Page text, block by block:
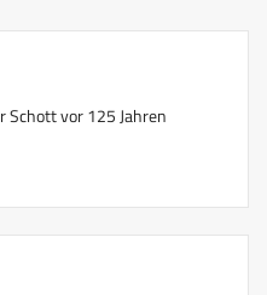
Schott vor 125 Jahren